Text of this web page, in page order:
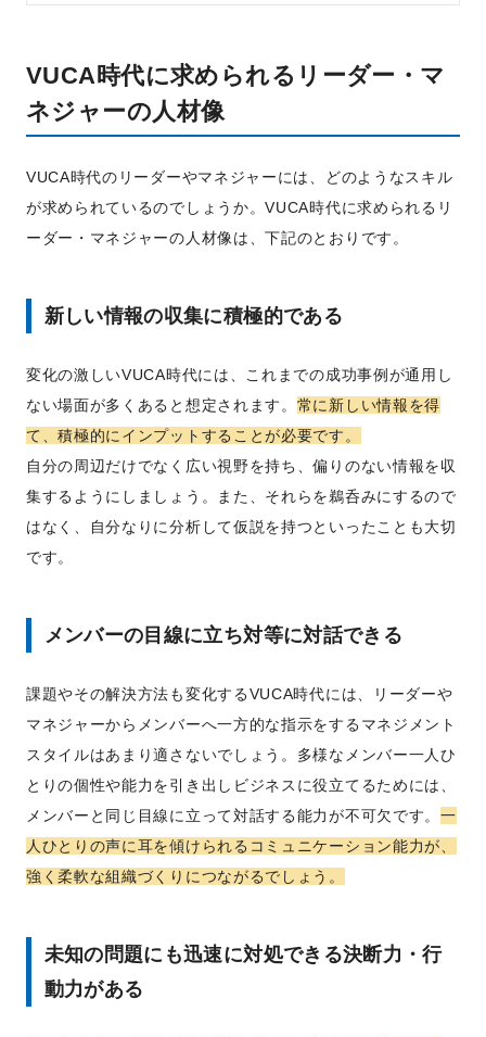
VUCA時代に求められるリーダー・マ
ネジャーの人材像
VUCA時代のリーダーやマネジャーには、どのようなスキル
が求められているのでしょうか。VUCA時代に求められるリ
ーダー・マネジャーの人材像は、下記のとおりです。
新しい情報の収集に積極的である
変化の激しいVUCA時代には、これまでの成功事例が通用し
ない場面が多くあると想定されます。 常に新しい情報を得
て、積極的にインプットすることが必要です。
自分の周辺だけでなく広い視野を持ち、偏りのない情報を収
集するようにしましょう。また、それらを鵜呑みにするので
はなく、自分なりに分析して仮説を持つといったことも大切
です。
メンバーの目線に立ち対等に対話できる
課題やその解決方法も変化するVUCA時代には、リーダーや
マネジャーからメンバーへ一方的な指示をするマネジメント
スタイルはあまり適さないでしょう。多様なメンバー一人ひ
とりの個性や能力を引き出しビジネスに役立てるためには、
メンバーと同じ目線に立って対話する能力が不可欠です。一
人ひとりの声に耳を傾けられるコミュニケーション能力が、
強く柔軟な組織づくりにつながるでしょう。
未知の問題にも迅速に対処できる決断力・行
動力がある